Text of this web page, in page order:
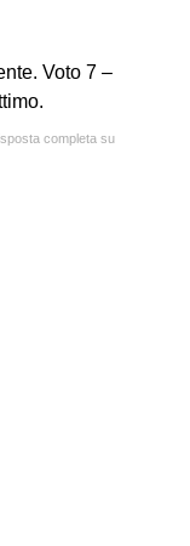
Voto 7 –
completa su